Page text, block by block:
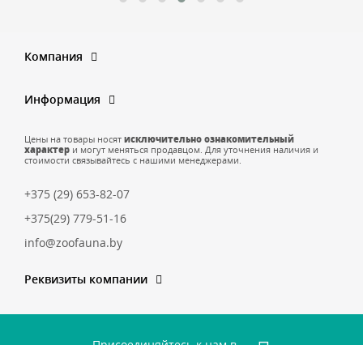
Компания
Информация
Цены на товары носят исключительно ознакомительный
характер и могут меняться продавцом. Для уточнения наличия и
стоимости связывайтесь с нашими менеджерами.
+375 (29) 653-82-07
+375(29) 779-51-16
info@zoofauna.by
Реквизиты компании